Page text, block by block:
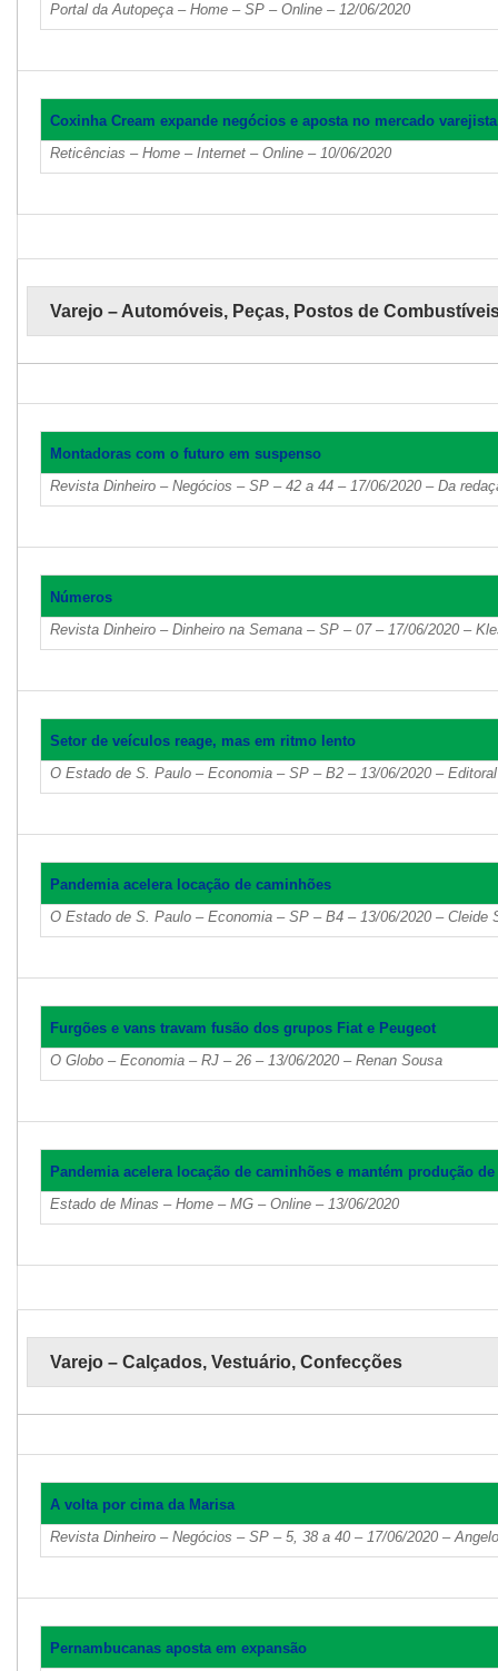
Portal da Autopeça – Home – SP – Online – 12/06/2020
Coxinha Cream expande negócios e aposta no mercado
Reticências – Home – Internet – Online – 10/06/2020
Varejo – Automóveis, Peças, Postos de
Montadoras com o futuro em suspenso
Revista Dinheiro – Negócios – SP – 42 a 44 – 17/06/2020 – Da
Números
Revista Dinheiro – Dinheiro na Semana – SP – 07 – 17/06/2020 –
Setor de veículos reage, mas em ritmo lento
O Estado de S. Paulo – Economia – SP – B2 – 13/06/2020 –
Pandemia acelera locação de caminhões
O Estado de S. Paulo – Economia – SP – B4 – 13/06/2020 – Cleide
Furgões e vans travam fusão dos grupos Fiat e Peugeot
O Globo – Economia – RJ – 26 – 13/06/2020 – Renan Sousa
Pandemia acelera locação de caminhões e mantém produção
Estado de Minas – Home – MG – Online – 13/06/2020
Varejo – Calçados, Vestuário, Confecções
A volta por cima da Marisa
Revista Dinheiro – Negócios – SP – 5, 38 a 40 – 17/06/2020 –
Pernambucanas aposta em expansão